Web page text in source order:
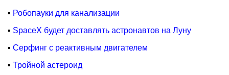
▪ Робопауки для канализации
▪ SpaceX будет доставлять астронавтов на Луну
▪ Серфинг с реактивным двигателем
▪ Тройной астероид